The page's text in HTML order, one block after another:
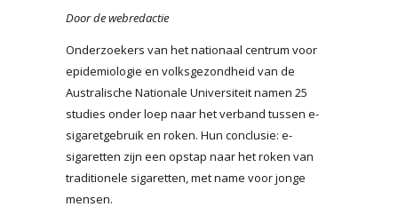
Door de webredactie
Onderzoekers van het nationaal centrum voor
epidemiologie en volksgezondheid van de
Australische Nationale Universiteit namen 25
studies onder loep naar het verband tussen e-
sigaretgebruik en roken. Hun conclusie: e-
sigaretten zijn een opstap naar het roken van
traditionele sigaretten, met name voor jonge
mensen.